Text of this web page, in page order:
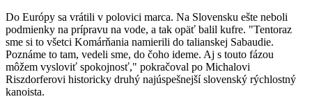
Do Európy sa vrátili v polovici marca. Na Slovensku ešte neboli
podmienky na prípravu na vode, a tak opäť balil kufre. "Tentoraz
sme si to všetci Komárňania namierili do talianskej Sabaudie.
Poznáme to tam, vedeli sme, do čoho ideme. Aj s touto fázou
môžem vysloviť spokojnosť," pokračoval po Michalovi
Riszdorferovi historicky druhý najúspešnejší slovenský rýchlostný
kanoista.